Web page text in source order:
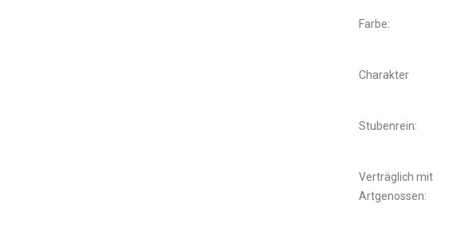
Farbe:
Charakter
Stubenrein:
Verträglich mit
Artgenossen: